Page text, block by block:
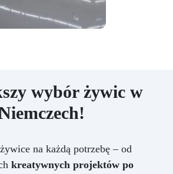
wybór żywic w
na każdą potrzebę – od
kreatywnych projektów po